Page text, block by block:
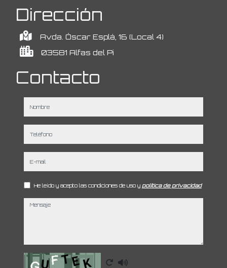
Dirección
Avda. Óscar Esplá, 16 (Local 4)
03581 Alfas del Pi
Contacto
He leído y acepto las condiciones de uso y política de privacidad
mensaje
Captcha